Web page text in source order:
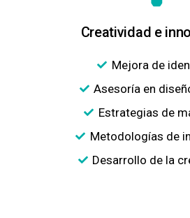
Creatividad e
Mejora de
Asesoría en
Estrategias de
Metodologías de
Desarrollo de la